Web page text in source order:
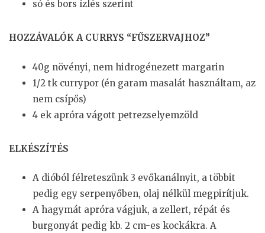
só és bors ízlés szerint
HOZZÁVALÓK A CURRYS “FŰSZERVAJHOZ”
40g növényi, nem hidrogénezett margarin
1/2 tk currypor (én garam masalát használtam, az
nem csípős)
4 ek apróra vágott petrezselyemzöld
ELKÉSZÍTÉS
A dióból félreteszünk 3 evőkanálnyit, a többit
pedig egy serpenyőben, olaj nélkül megpirítjuk.
A hagymát apróra vágjuk, a zellert, répát és
burgonyát pedig kb. 2 cm-es kockákra. A